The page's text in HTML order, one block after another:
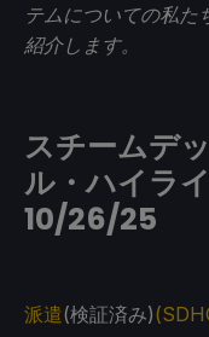
テムについての私た
紹介します。
スチームデ
ル・ハイラ
10/26/25
派遣(検証済み)